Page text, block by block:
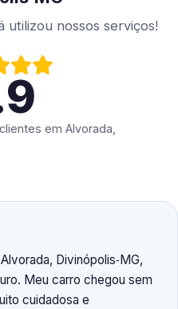
utilizou nossos serviços!
em Alvorada,
Divinópolis‑MG,
Meu carro chegou sem
cuidadosa e